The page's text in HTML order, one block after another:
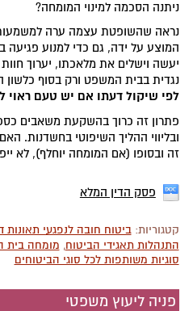
ניתנה הסכמה למינוי המומחה?
נראה שהשופטת עצמה ערה
המוצע על ידה, גם כדי למנוע
יעשה וישלים את מלאכתו, יערוך
נגדית בבית המשפט ורק בסוף
לפי שיקול דעתו אם יש טעם
פתרון זה כרוך בהשקעת משאבים
ובליווי ההליך השיפוטי בחשדנות.
זה ובסופו (אם המומחה יוחלף), לא
פסק הדין המלא
קטגוריות:ביטוח חובה לנפגעי תאונות
התנהלות תאגידי הביטוח, מומחה
סוגיות משותפות לכל סוגי הביטוחים
פניה ליעוץ משפטי